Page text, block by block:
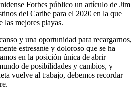
Forbes público un artículo de Jim
del Caribe para el 2020 en la que
las mejores playas.
y una oportunidad para recargarnos,
estresante y doloroso que se ha
en la posición única de abrir
de posibilidades y cambios, y
vuelve al trabajo, debemos recordar